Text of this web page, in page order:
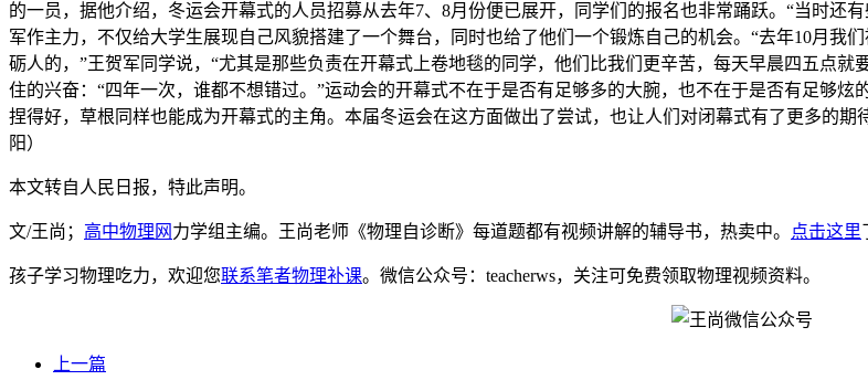
的一员，据他介绍，冬运会开幕式的人员招募从去年7、8月份便已展开，同学们的报名也非常踊跃。“当时还
军作主力，不仅给大学生展现自己风貌搭建了一个舞台，同时也给了他们一个锻炼自己的机会。“去年10月我
砺人的，”王贺军同学说，“尤其是那些负责在开幕式上卷地毯的同学，他们比我们更辛苦，每天早晨四五点
住的兴奋：“四年一次，谁都不想错过。”运动会的开幕式不在于是否有足够多的大腕，也不在于是否有足够
捏得好，草根同样也能成为开幕式的主角。本届冬运会在这方面做出了尝试，也让人们对闭幕式有了更多的
阳）
本文转自人民日报，特此声明。
文/王尚； 高中物理网 力学组主编。王尚老师《物理自诊断》每道题都有视频讲解的辅导书，热卖中。 点击这里
孩子学习物理吃力，欢迎您联系笔者物理补课。微信公众号：teacherws，关注可免费领取物理视频资料。
上一篇